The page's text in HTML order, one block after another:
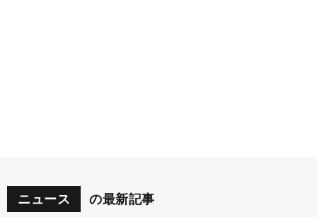
ニュース の最新記事